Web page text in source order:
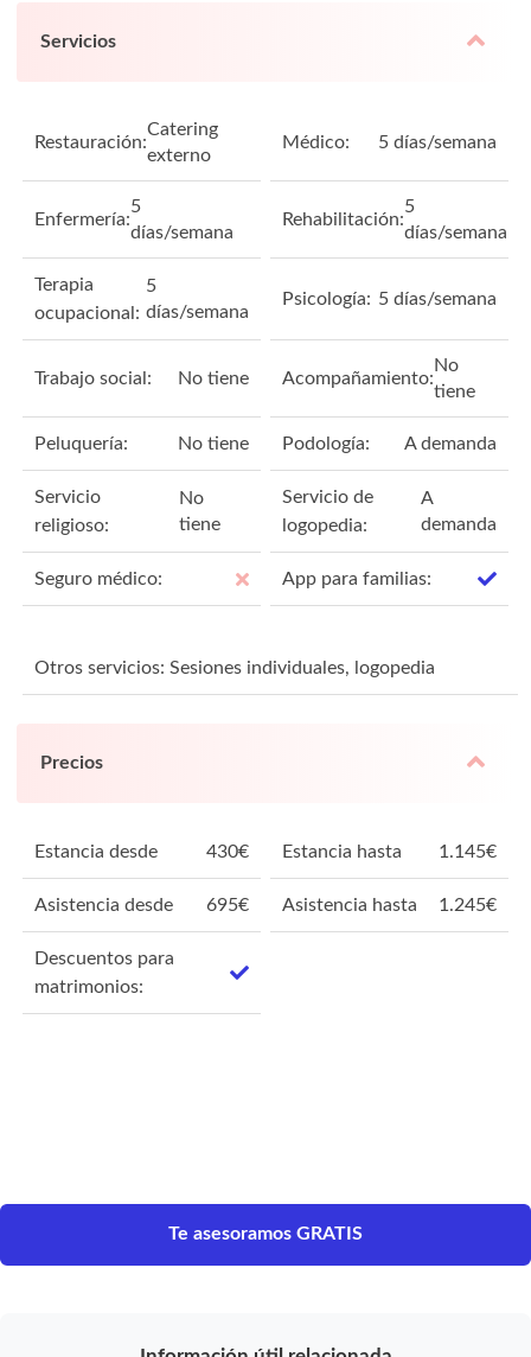
Servicios
Restauración:
Catering
externo
Médico: 5 días/semana
Enfermería:
5
días/semana
Rehabilitación:
5
días/semana
Terapia
ocupacional:
5
días/semana
Psicología: 5 días/semana
Trabajo social: No tiene Acompañamiento:
No
tiene
Peluquería: No tiene Podología: A demanda
Servicio
religioso:
No
tiene
Servicio de
logopedia:
A
demanda
Seguro médico: App para familias:
Otros servicios: Sesiones individuales, logopedia
Precios
Estancia desde 430€ Estancia hasta 1.145€
Asistencia desde 695€ Asistencia hasta 1.245€
Descuentos para
matrimonios:
Te asesoramos GRATIS